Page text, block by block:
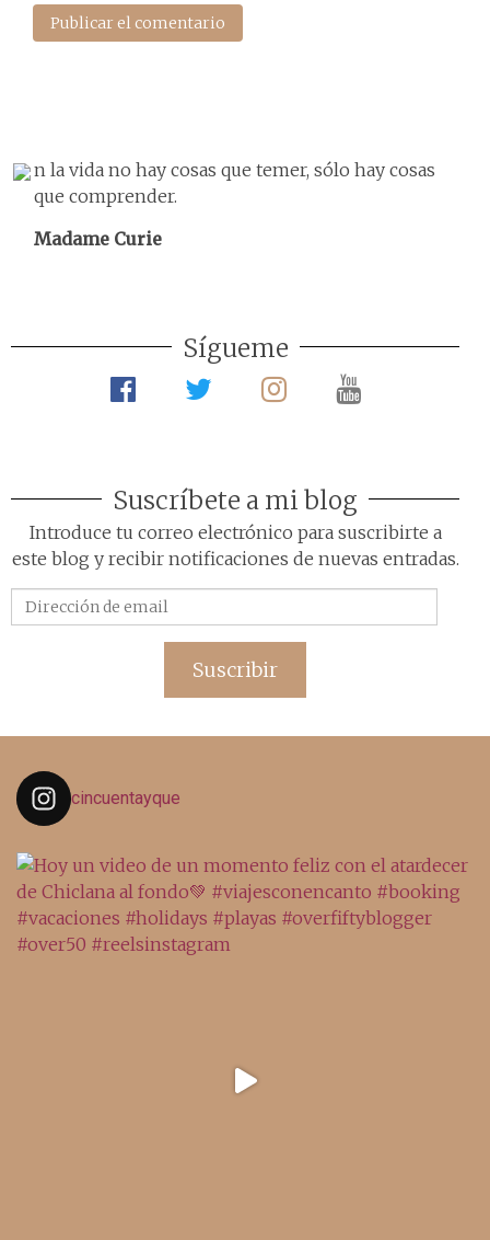
n la vida no hay cosas que temer, sólo hay cosas
que comprender.
Madame Curie
Sígueme
Suscríbete a mi blog
Introduce tu correo electrónico para suscribirte a
este blog y recibir notificaciones de nuevas entradas.
de
Suscribir
cincuentayque